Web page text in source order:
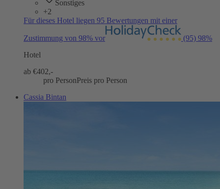
Sonstiges
+2
Für dieses Hotel liegen 95 Bewertungen mit einer
Zustimmung von 98% vor (95) 98%
Hotel
ab €402,-
pro PersonPreis pro Person
Cassia Bintan